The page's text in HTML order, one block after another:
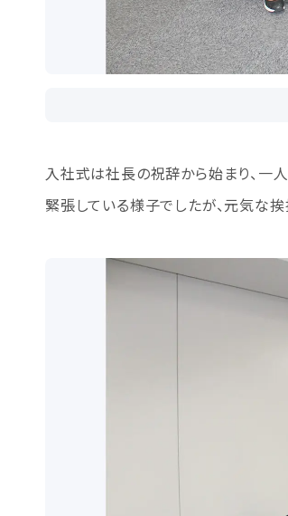
入社式は社長の祝辞から始まり、一
緊張している様子でしたが、元気な